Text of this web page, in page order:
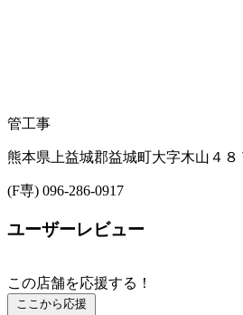
管工事
熊本県上益城郡益城町大字木山４８
(F専) 096-286-0917
ユーザーレビュー
この店舗を応援する！
ここから応援